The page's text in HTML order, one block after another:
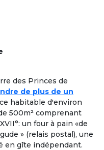
des Princes de
de plus de un
habitable d'environ
500m² comprenant
un four à pain «de
» (relais postal), une
en gîte indépendant.
la cohabitation
et Solidaire
un senior, pour une
mode de vie collectif
jouer.Les colocataires
», ils sont réellement